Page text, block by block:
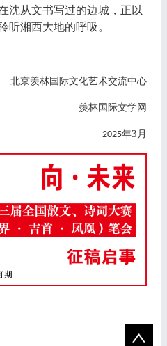
沈从文书写过的边城，正以
听湘西大地的呼吸。
北京羡林国际文化艺术交流中心
羡林国际文学网
2025年3 月